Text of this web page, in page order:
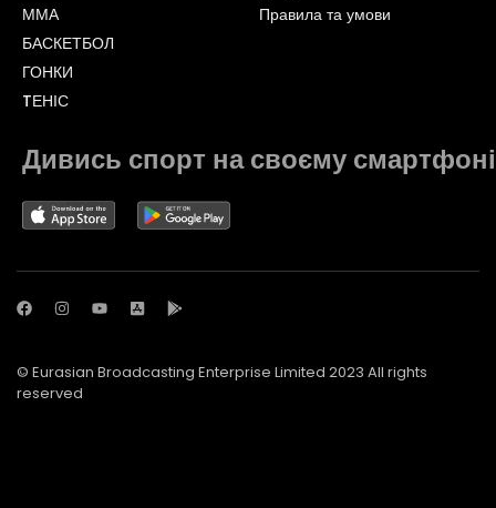
ММА
БАСКЕТБОЛ
ГОНКИ
TЕНІС
Правила та умови
Дивись спорт на своєму смартфоні
© Eurasian Broadcasting Enterprise Limited 2023 All rights
reserved